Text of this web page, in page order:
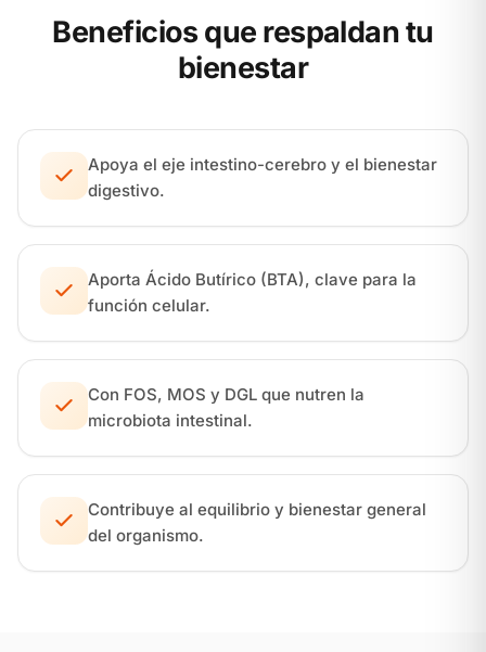
Beneficios que respaldan tu
bienestar
Apoya el eje intestino-cerebro y el bienestar
digestivo.
Aporta Ácido Butírico (BTA), clave para la
función celular.
Con FOS, MOS y DGL que nutren la
microbiota intestinal.
Contribuye al equilibrio y bienestar general
del organismo.